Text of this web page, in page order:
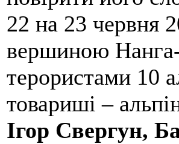
22 на 23 червня
вершиною Нанга-
терористами 10
товариші –
Ігор Свергун,